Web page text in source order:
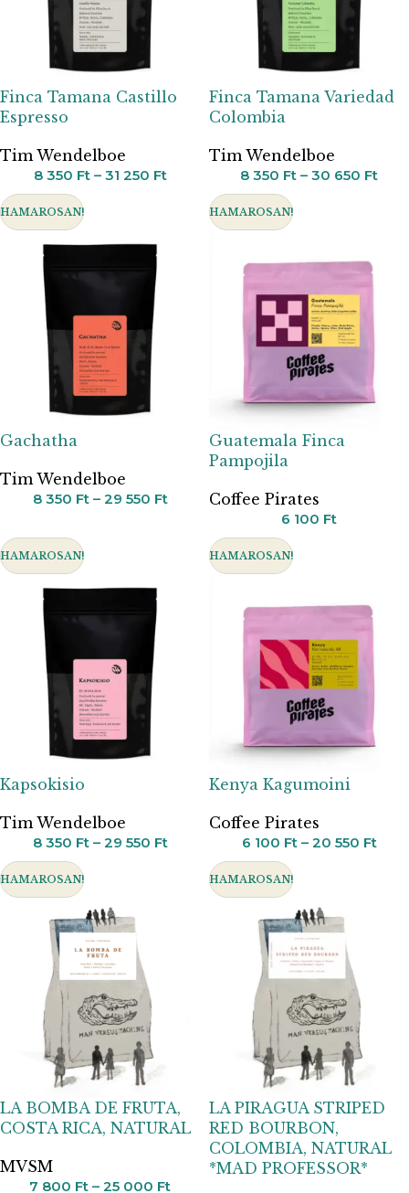
Finca Tamana Castillo
Espresso
Tim Wendelboe
8 350 Ft – 31 250 Ft
Finca Tamana Variedad
Colombia
Tim Wendelboe
8 350 Ft – 30 650 Ft
HAMAROSAN!
Gachatha
Tim Wendelboe
8 350 Ft – 29 550 Ft
HAMAROSAN!
Guatemala Finca
Pampojila
Coffee Pirates
6 100 Ft
HAMAROSAN!
Kapsokisio
Tim Wendelboe
8 350 Ft – 29 550 Ft
HAMAROSAN!
Kenya Kagumoini
Coffee Pirates
6 100 Ft – 20 550 Ft
HAMAROSAN!
LA BOMBA DE FRUTA,
COSTA RICA, NATURAL
MVSM
7 800 Ft – 25 000 Ft
HAMAROSAN!
LA PIRAGUA STRIPED
RED BOURBON,
COLOMBIA, NATURAL
*MAD PROFESSOR*